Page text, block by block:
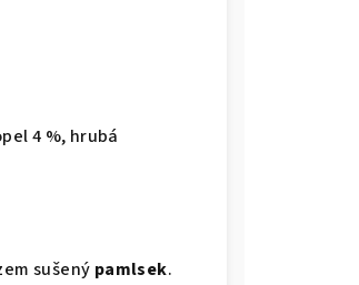
4 %, hrubá
sušený pamlsek.